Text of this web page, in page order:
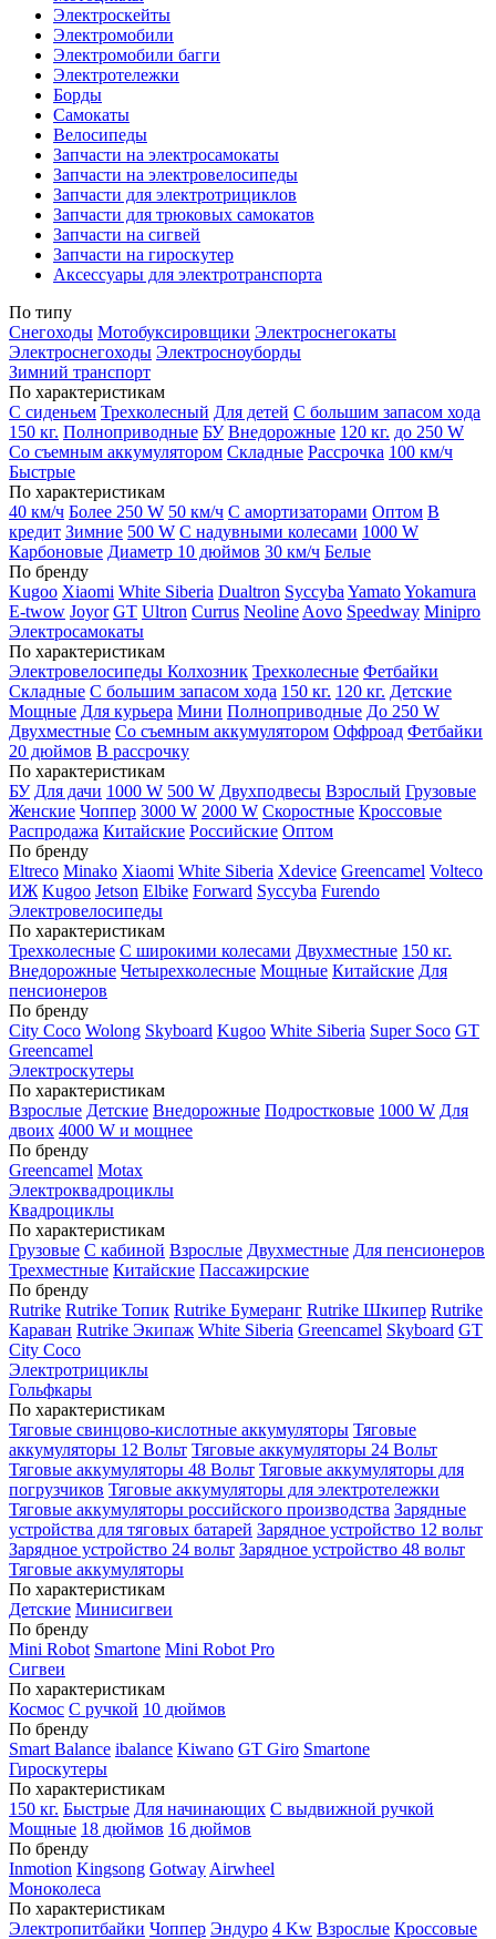
Электроскейты
Электромобили
Электромобили багги
Электротележки
Борды
Самокаты
Велосипеды
Запчасти на электросамокаты
Запчасти на электровелосипеды
Запчасти для электротрициклов
Запчасти для трюковых самокатов
Запчасти на сигвей
Запчасти на гироскутер
Аксессуары для электротранспорта
По типу
Снегоходы Мотобуксировщики Электроснегокаты
Электроснегоходы Электросноуборды
Зимний транспорт
По характеристикам
С сиденьем Трехколесный Для детей С большим запасом хода
150 кг. Полноприводные БУ Внедорожные 120 кг. до 250 W
Со съемным аккумулятором Складные Рассрочка 100 км/ч
Быстрые
По характеристикам
40 км/ч Более 250 W 50 км/ч С амортизаторами Оптом В
кредит Зимние 500 W С надувными колесами 1000 W
Карбоновые Диаметр 10 дюймов 30 км/ч Белые
По бренду
Kugoo Xiaomi White Siberia Dualtron Syccyba YamatoYokamura
E-twow Joyor GT Ultron Currus Neoline Aovo Speedway Minipro
Электросамокаты
По характеристикам
Электровелосипеды Колхозник Трехколесные Фетбайки
Складные С большим запасом хода 150 кг. 120 кг. Детские
Мощные Для курьера Мини Полноприводные До 250 W
Двухместные Со съемным аккумулятором Оффроад Фетбайки
20 дюймов В рассрочку
По характеристикам
БУ Для дачи 1000 W 500 W Двухподвесы Взрослый Грузовые
Женские Чоппер 3000 W 2000 W Скоростные Кроссовые
Распродажа Китайские Российские Оптом
По бренду
Eltreco Minako Xiaomi White Siberia Xdevice Greencamel Volteco
ИЖ Kugoo Jetson Elbike Forward Syccyba Furendo
Электровелосипеды
По характеристикам
Трехколесные С широкими колесами Двухместные 150 кг.
Внедорожные Четырехколесные Мощные Китайские Для
пенсионеров
По бренду
City Coco Wolong Skyboard Kugoo White Siberia Super Soco GT
Greencamel
Электроскутеры
По характеристикам
Взрослые Детские Внедорожные Подростковые 1000 W Для
двоих 4000 W и мощнее
По бренду
Greencamel Motax
Электроквадроциклы
Квадроциклы
По характеристикам
Грузовые С кабиной Взрослые Двухместные Для пенсионеров
Трехместные Китайские Пассажирские
По бренду
Rutrike Rutrike Топик Rutrike Бумеранг Rutrike Шкипер Rutrike
Караван Rutrike Экипаж White Siberia Greencamel Skyboard GT
City Coco
Электротрициклы
Гольфкары
По характеристикам
Тяговые свинцово-кислотные аккумуляторы Тяговые
аккумуляторы 12 Вольт Тяговые аккумуляторы 24 Вольт
Тяговые аккумуляторы 48 Вольт Тяговые аккумуляторы для
погрузчиков Тяговые аккумуляторы для электротележки
Тяговые аккумуляторы российского производства Зарядные
устройства для тяговых батарей Зарядное устройство 12 вольт
Зарядное устройство 24 вольт Зарядное устройство 48 вольт
Тяговые аккумуляторы
По характеристикам
Детские Минисигвеи
По бренду
Mini Robot Smartone Mini Robot Pro
Сигвеи
По характеристикам
Космос С ручкой 10 дюймов
По бренду
Smart Balance ibalance Kiwano GT Giro Smartone
Гироскутеры
По характеристикам
150 кг. Быстрые Для начинающих С выдвижной ручкой
Мощные 18 дюймов 16 дюймов
По бренду
Inmotion Kingsong Gotway Airwheel
Моноколеса
По характеристикам
Электропитбайки Чоппер Эндуро 4 Kw Взрослые Кроссовые